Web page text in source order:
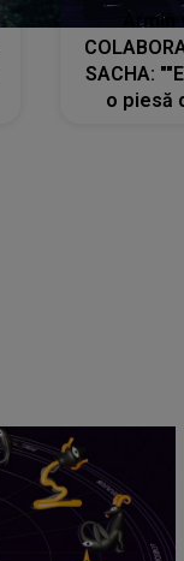
SACHA:
o piesă